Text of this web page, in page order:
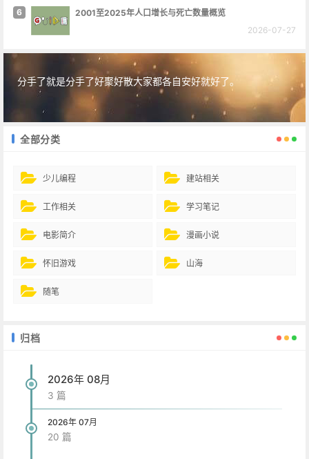
6
2001至2025年人口增长与死亡数量概览
2026-07-27
分手了就是分手了好聚好散大家都各自安好就好了。
全部分类
少儿编程 建站相关
工作相关 学习笔记
电影简介 漫画小说
怀旧游戏 山海
随笔
归档
2026年 08月
3 篇
2026年 07月
20 篇